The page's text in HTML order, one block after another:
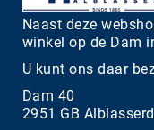
Naast deze
winkel op de Dam
U kunt ons daar
Dam 40
2951 GB